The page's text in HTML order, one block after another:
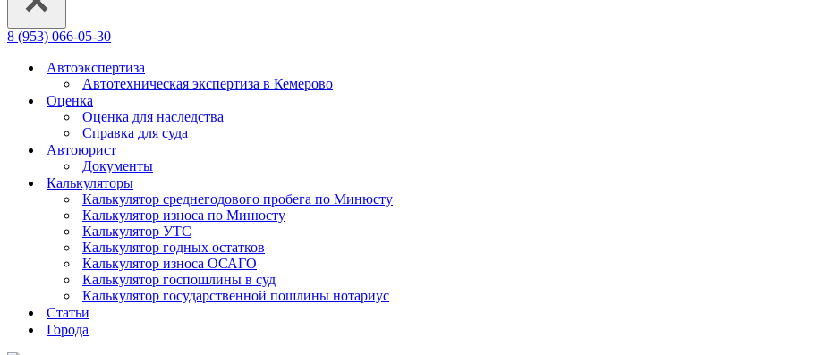
8 (953) 066-05-30
Автоэкспертиза
Автотехническая экспертиза в Кемерово
Оценка
Оценка для наследства
Справка для суда
Автоюрист
Документы
Калькуляторы
Калькулятор среднегодового пробега по Минюсту
Калькулятор износа по Минюсту
Калькулятор УТС
Калькулятор годных остатков
Калькулятор износа ОСАГО
Калькулятор госпошлины в суд
Калькулятор государственной пошлины нотариус
Статьи
Города